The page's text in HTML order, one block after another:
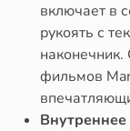
включает в
рукоять с
наконечник.
фильмов